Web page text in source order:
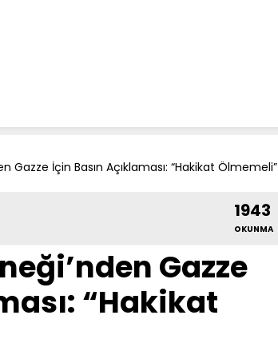
Gazze İçin Basın Açıklaması: “Hakikat Ölmemeli”
1943
OKUNMA
Gazze
“Hakikat